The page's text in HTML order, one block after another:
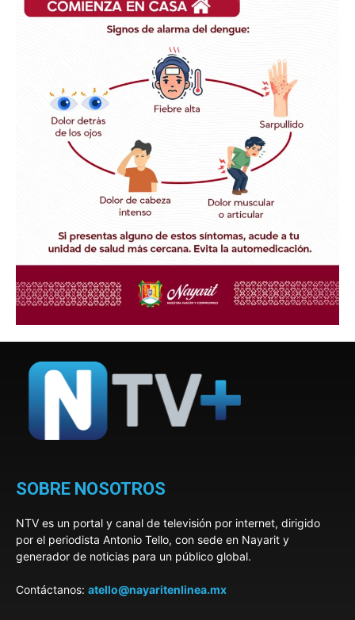
SOBRE NOSOTROS
NTV es un portal y canal de televisión por internet, dirigido
por el periodista Antonio Tello, con sede en Nayarit y
generador de noticias para un público global.
Contáctanos: atello@nayaritenlinea.mx